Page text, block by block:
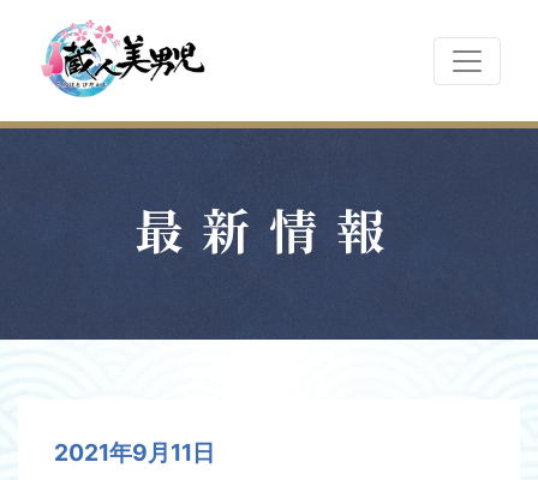
最新情報
2021年9月11日